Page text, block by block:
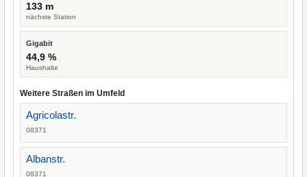
133 m
nächste Station
Gigabit
44,9 %
Haushalte
Weitere Straßen im Umfeld
Agricolastr.
08371
Albanstr.
08371